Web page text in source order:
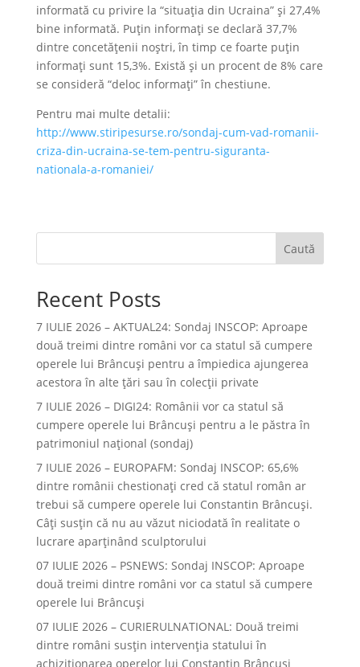
informată cu privire la “situația din Ucraina” și 27,4%
bine informată. Puțin informați se declară 37,7%
dintre concetățenii noștri, în timp ce foarte puțin
informați sunt 15,3%. Există și un procent de 8% care
se consideră “deloc informați” în chestiune.
Pentru mai multe detalii:
http://www.stiripesurse.ro/sondaj-cum-vad-romanii-
criza-din-ucraina-se-tem-pentru-siguranta-
nationala-a-romaniei/
Caută
Recent Posts
7 IULIE 2026 – AKTUAL24: Sondaj INSCOP: Aproape
două treimi dintre români vor ca statul să cumpere
operele lui Brâncuşi pentru a împiedica ajungerea
acestora în alte ţări sau în colecţii private
7 IULIE 2026 – DIGI24: Românii vor ca statul să
cumpere operele lui Brâncuși pentru a le păstra în
patrimoniul național (sondaj)
7 IULIE 2026 – EUROPAFM: Sondaj INSCOP: 65,6%
dintre românii chestionați cred că statul român ar
trebui să cumpere operele lui Constantin Brâncuși.
Câți susțin că nu au văzut niciodată în realitate o
lucrare aparținând sculptorului
07 IULIE 2026 – PSNEWS: Sondaj INSCOP: Aproape
două treimi dintre români vor ca statul să cumpere
operele lui Brâncuși
07 IULIE 2026 – CURIERULNATIONAL: Două treimi
dintre români susțin intervenția statului în
achiziționarea operelor lui Constantin Brâncuși